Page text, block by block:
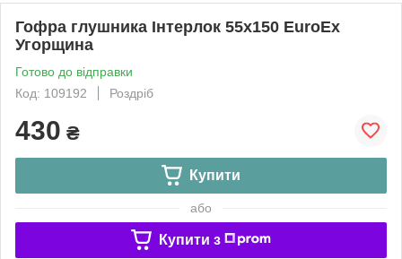
Гофра глушника Інтерлок 55x150 EuroEx
Угорщина
Готово до відправки
Код: 109192
Роздріб
430 ₴
Купити
або
Купити з